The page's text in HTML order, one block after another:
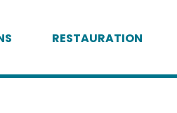
RESTAURATION